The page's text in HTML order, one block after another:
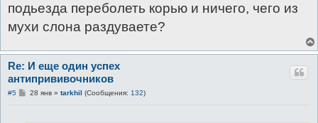
подьезда переболеть корью и ничего, чего из
мухи слона раздуваете?
Re: И еще один успех
антипрививочников
#5
С28 янв» tarkhil (Сообщения: 132)